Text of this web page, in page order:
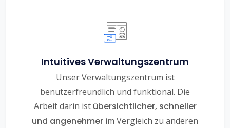
Intuitives Verwaltungszentrum
Unser Verwaltungszentrum ist
benutzerfreundlich und funktional. Die
Arbeit darin ist übersichtlicher, schneller
und angenehmer im Vergleich zu anderen